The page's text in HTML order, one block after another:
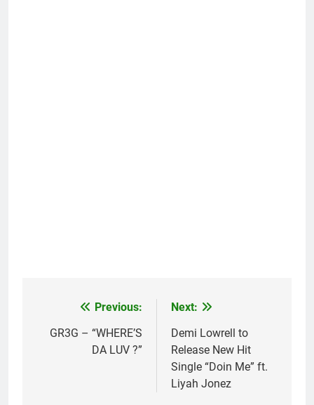
navigation
Previous:
GR3G – “WHERE’S
DA LUV ?”
Next:
Demi Lowrell to
Release New Hit
Single “Doin Me” ft.
Liyah Jonez